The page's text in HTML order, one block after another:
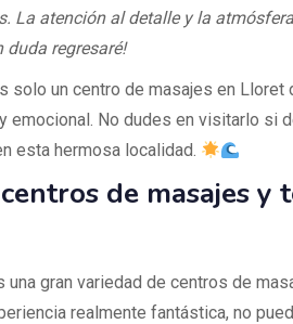
La atención al detalle y la
duda regresaré!
solo un centro de masajes en Lloret
emocional. No dudes en visitarlo si
esta hermosa localidad.
de masajes y
una gran variedad de centros de
realmente fantástica, no